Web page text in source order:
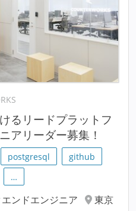
るリードプラットフ
アリーダー募集！
postgresql
github
…
ンドエンジニア
東京